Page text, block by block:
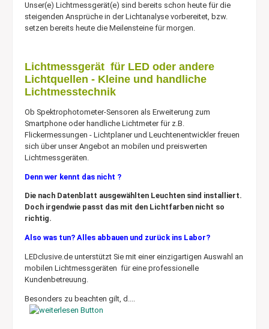
Unser(e) Lichtmessgerät(e) sind bereits schon heute für die
steigenden Ansprüche in der Lichtanalyse vorbereitet, bzw.
setzen bereits heute die Meilensteine für morgen.
Lichtmessgerät für LED oder andere
Lichtquellen - Kleine und handliche
Lichtmesstechnik
Ob Spektrophotometer-Sensoren als Erweiterung zum
Smartphone oder handliche Lichtmeter für z.B.
Flickermessungen - Lichtplaner und Leuchtenentwickler freuen
sich über unser Angebot an mobilen und preiswerten
Lichtmessgeräten.
Denn wer kennt das nicht ?
Die nach Datenblatt ausgewählten Leuchten sind installiert.
Doch irgendwie passt das mit den Lichtfarben nicht so
richtig.
Also was tun? Alles abbauen und zurück ins Labor?
LEDclusive.de unterstützt Sie mit einer einzigartigen Auswahl an
mobilen Lichtmessgeräten für eine professionelle
Kundenbetreuung.
Besonders zu beachten gilt, d....